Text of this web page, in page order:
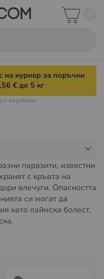
на куриер за поръчки
€ до 5 кг
с кърлежи
с кърлежи
паразити, известни
с кръвта на
влечуги. Опасността
си могат да
като лаймска болест,